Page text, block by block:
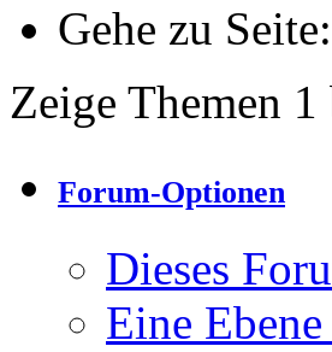
Gehe zu Seite:
Zeige Themen
Forum-Optionen
Dieses
Eine